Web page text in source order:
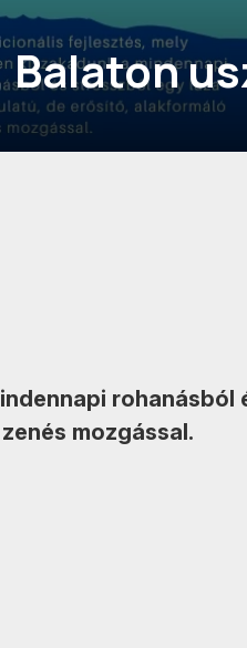
rohanásból
mozgással.